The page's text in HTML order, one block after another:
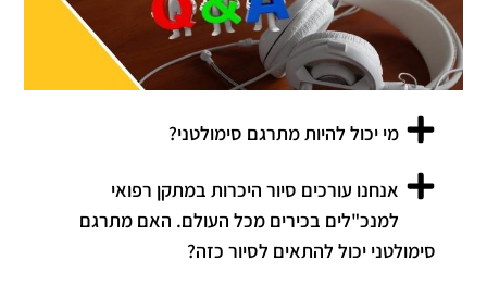
מי יכול להיות מתרגם סימולטני?
אנחנו עורכים סיור היכרות במתקן רפואי
למנכ"לים בכירים מכל העולם. האם מתרגם
סימולטני יכול להתאים לסיור כזה?